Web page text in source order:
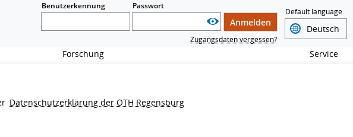
Benutzerkennung Passwort
Anmelden
Zugangsdaten vergessen?
Default language
Forschung Service
Datenschutzerklärung der OTH Regensburg